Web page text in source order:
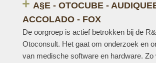
A§E - OTOCUBE -
ACCOLADO - FOX
De oorgroep is actief betrokken bij de
Otoconsult. Het gaat om onderzoek en
van medische software en hardware. Zo